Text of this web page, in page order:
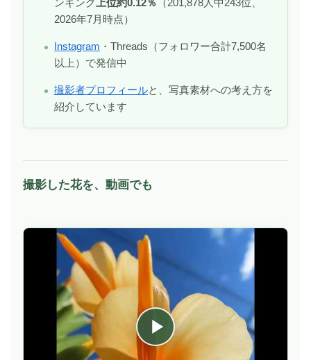
ンキング 上位約0.12％ （201,878人中243位、
2026年7月時点）
Instagram ・Threads（フォロワー合計7,500名
以上）で発信中
撮影者プロフィールと、写真素材への考え方を
紹介しています
撮影した花を、動画でも